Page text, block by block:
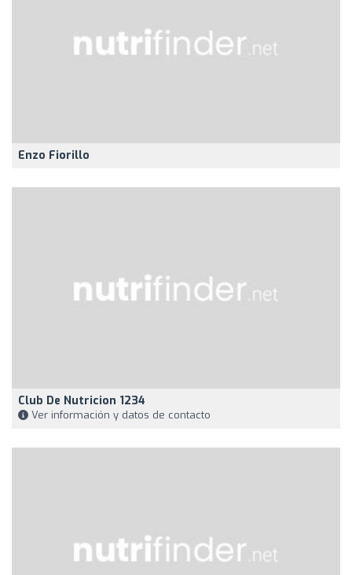
Enzo Fiorillo
Club De Nutricion 1234
Ver información y datos de contacto